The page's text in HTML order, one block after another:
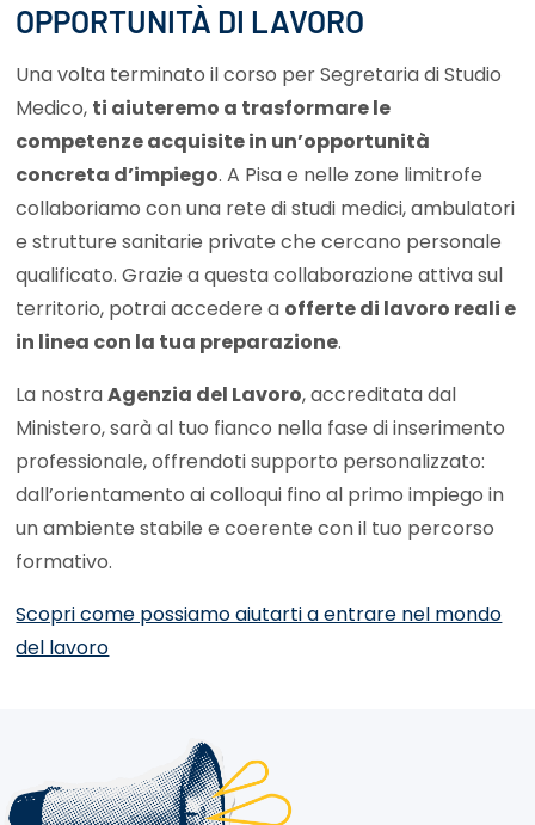
OPPORTUNITÀ DI LAVORO
Una volta terminato il corso per Segretaria di Studio
Medico, ti aiuteremo a trasformare le
competenze acquisite in un’opportunità
concreta d’impiego. A Pisa e nelle zone limitrofe
collaboriamo con una rete distudi medici, ambulatori
e strutture sanitarie private che cercano personale
qualificato. Grazie a questa collaborazione attiva sul
territorio, potrai accedere a offerte di lavoro reali e
in linea con la tua preparazione.
La nostraAgenzia del Lavoro, accreditata dal
Ministero, sarà al tuo fianco nella fase di inserimento
professionale, offrendoti supporto personalizzato:
dall’orientamento ai colloqui fino al primo impiego in
un ambiente stabile e coerente con il tuo percorso
formativo.
Scopri come possiamo aiutarti a entrare nel mondo
del lavoro